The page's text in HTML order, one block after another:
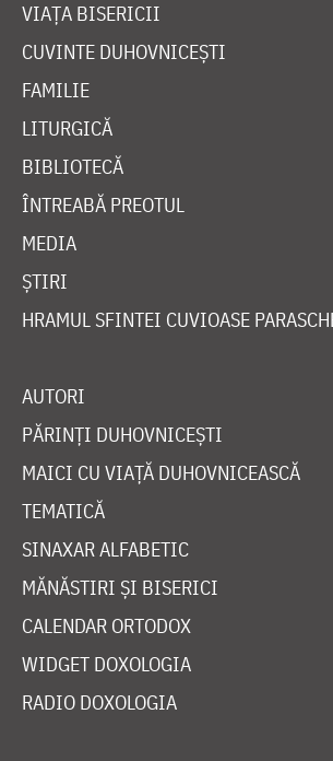
VIAȚA BISERICII
CUVINTE DUHOVNICEȘTI
FAMILIE
LITURGICĂ
BIBLIOTECĂ
ÎNTREABĂ PREOTUL
MEDIA
ȘTIRI
HRAMUL SFINTEI CUVIOASE
AUTORI
PĂRINȚI DUHOVNICEȘTI
MAICI CU VIAȚĂ DUHOVNICEASCĂ
TEMATICĂ
SINAXAR ALFABETIC
MĂNĂSTIRI ȘI BISERICI
CALENDAR ORTODOX
WIDGET DOXOLOGIA
RADIO DOXOLOGIA